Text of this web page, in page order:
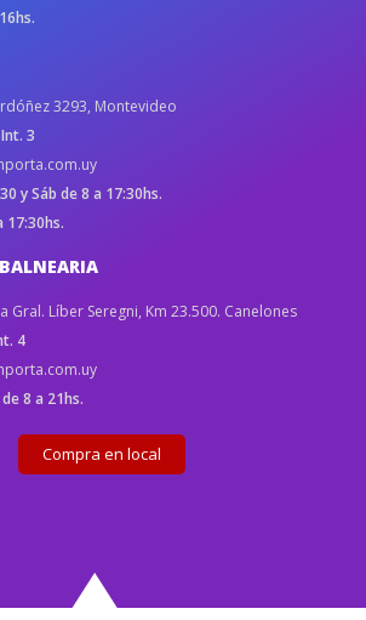
3293, Montevideo
3
y Sáb de 8 a 17:30hs.
17:30hs.
Gral. Líber Seregni, Km 23.500. Canelones
4
8 a 21hs.
Compra en local